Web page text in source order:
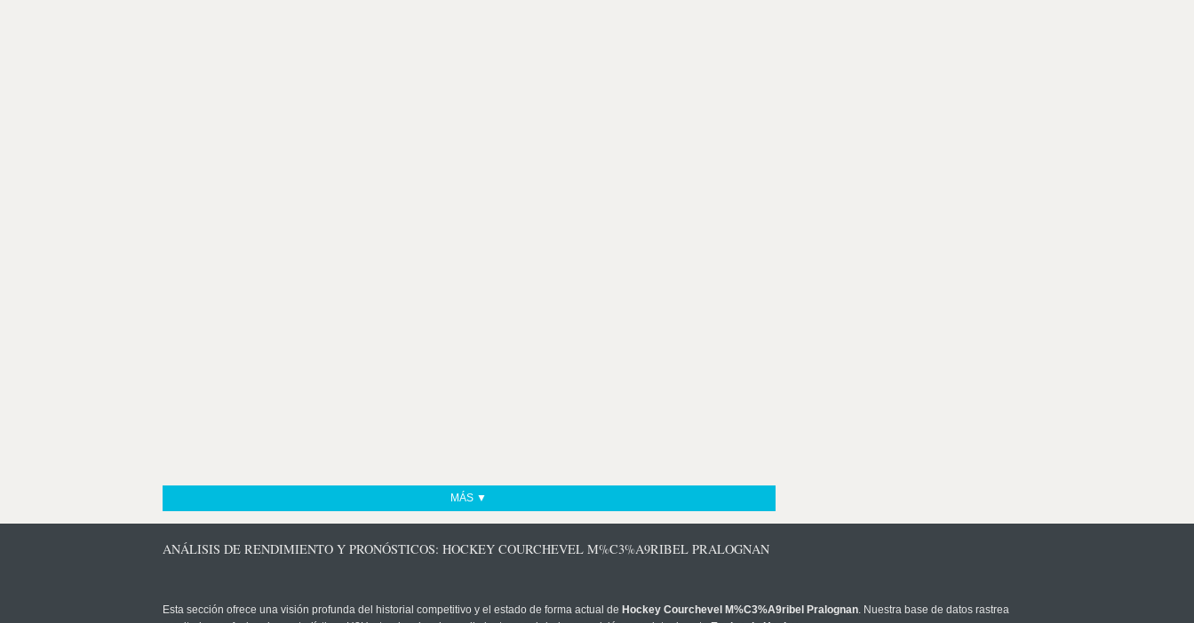
MÁS ▼
ANÁLISIS DE RENDIMIENTO Y PRONÓSTICOS: HOCKEY COURCHEVEL M%C3%A9RIBEL PRALOGNAN
Esta sección ofrece una visión profunda del historial competitivo y el estado de forma actual de Hockey Courchevel M%C3%A9ribel Pralognan. Nuestra base de datos rastrea